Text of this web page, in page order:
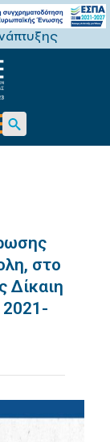
Search
στο
Δίκαιη